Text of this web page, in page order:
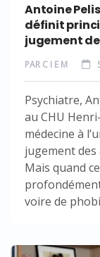
Antoine
définit
jugement de
PAR C I E M
Psychiatre,
au CHU
médecine à
jugement
Mais quand
voire de